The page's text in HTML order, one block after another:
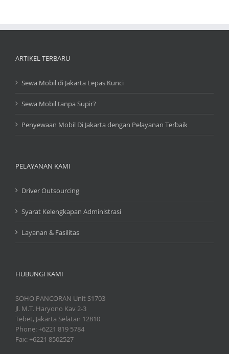
ARTIKEL TERBARU
Sewa Mobil di Jakarta Lepas Kunci
Sewa Mobil tanpa Supir?
Penyewaan Mobil Di Jakarta dengan Pelayanan Terbaik
PELAYANAN KAMI
Driver Outsourcing
Syarat Kelengkapan Administrasi
Layanan & Fasilitas
HUBUNGI KAMI
SOHO PANCORAN Unit S1703
Jl. M.T. Haryono Kav 2-3
Tebet, Jakarta Selatan 12810
Phone: +6221 819 5784
Fax: +6221 8502527